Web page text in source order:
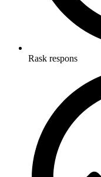
Rask respons